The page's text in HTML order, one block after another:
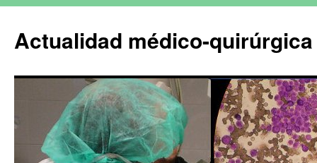
Actualidad médico-